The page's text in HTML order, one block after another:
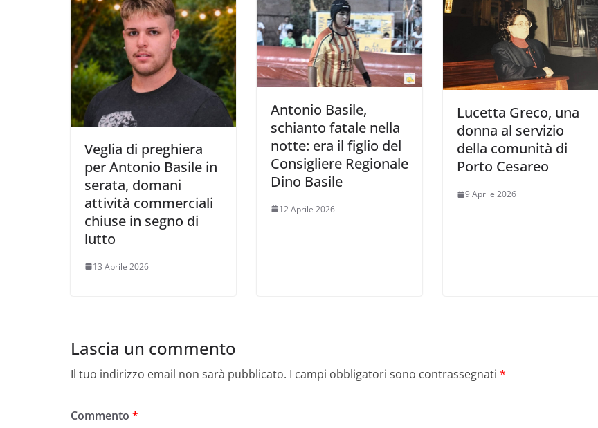
Veglia di preghiera
per Antonio Basile in
serata, domani
attività commerciali
chiuse in segno di
lutto
13 Aprile 2026
Antonio Basile,
schianto fatale nella
notte: era il figlio del
Consigliere Regionale
Dino Basile
12 Aprile 2026
Lucetta Greco, una
donna al servizio
della comunità di
Porto Cesareo
9 Aprile 2026
Lascia un commento
Il tuo indirizzo email non sarà pubblicato. I campi obbligatori sono contrassegnati *
Commento *